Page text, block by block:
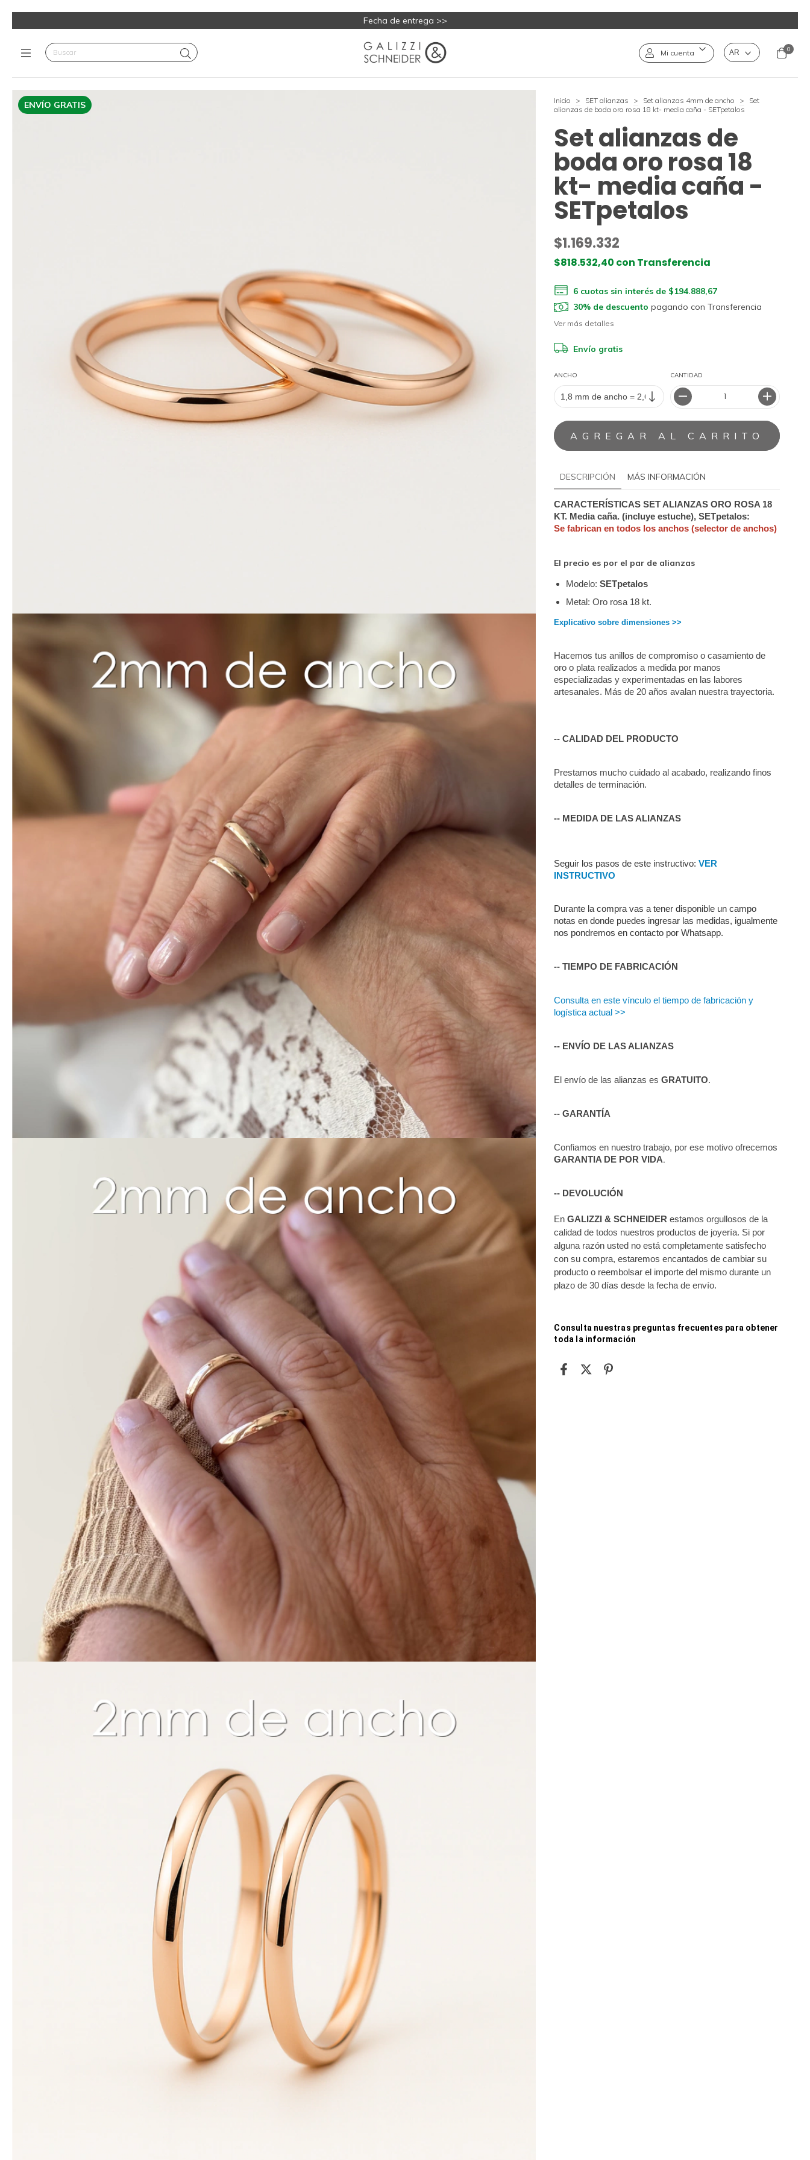
Fecha de entrega >>
Mi cuenta 0
ENVÍO GRATIS Inicio > SET alianzas > Set alianzas 4mm de ancho >
Set
alianzas de boda oro rosa 18 kt- media caña - SETpetalos
Set alianzas de
boda oro rosa 18
kt- media caña -
SETpetalos
$1.169.332
$818.532,40 con Transferencia
6 cuotas sin interés de $194.888,67
30% de descuento pagando con Transferencia
Ver más detalles
Envío gratis
ANCHO CANTIDAD
DESCRIPCIÓN MÁS INFORMACIÓN
CARACTERÍSTICAS SET ALIANZAS ORO ROSA 18
KT. Media caña. (incluye estuche), SETpetalos:
Se fabrican en todos los anchos (selector de anchos)
El precio es por el par de alianzas
Modelo: SETpetalos
Metal: Oro rosa 18 kt.
Explicativo sobre dimensiones >>
Hacemos tus anillos de compromiso o casamiento de
oro o plata realizados a medida por manos
especializadas y experimentadas en las labores
artesanales. Más de 20 años avalan nuestra trayectoria.
-- CALIDAD DEL PRODUCTO
Prestamos mucho cuidado al acabado, realizando finos
detalles de terminación.
-- MEDIDA DE LAS ALIANZAS
Seguir los pasos de este instructivo: VER
INSTRUCTIVO
Durante la compra vas a tener disponible un campo
notas en donde puedes ingresar las medidas, igualmente
nos pondremos en contacto por Whatsapp.
-- TIEMPO DE FABRICACIÓN
Consulta en este vínculo el tiempo de fabricación y
logística actual >>
-- ENVÍO DE LAS ALIANZAS
El envío de las alianzas es GRATUITO.
-- GARANTÍA
GARANTIA DE POR VIDA.
-- DEVOLUCIÓN
En GALIZZI & SCHNEIDER estamos orgullosos de la
calidad de todos nuestros productos de joyería. Si por
alguna razón usted no está completamente satisfecho
con su compra, estaremos encantados de cambiar su
producto o reembolsar el importe del mismo durante un
plazo de 30 días desde la fecha de envío.
Consulta nuestras preguntas frecuentes para obtener
toda la información